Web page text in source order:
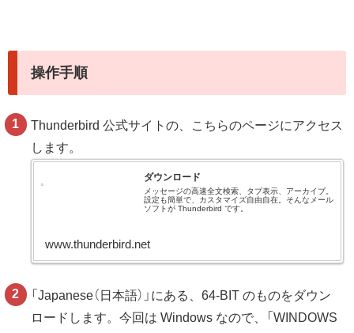
操作手順
Thunderbird 公式サイトの、こちらのページにアクセス
します。
ダウンロード
メッセージの高速全文検索、タブ表示、アーカイブ。
設定も簡単で、カスタマイズ自由自在。そんなメール
ソフトが Thunderbird です。
www.thunderbird.net
「Japanese（日本語）」にある、64-BIT のものをダウン
ロードします。今回は Windows なので、「WINDOWS